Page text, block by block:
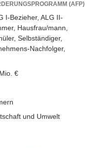
(AFP)
I-Bezieher, ALG II-
Hausfrau/mann,
Selbständiger,
Nachfolger,
€
und Umwelt